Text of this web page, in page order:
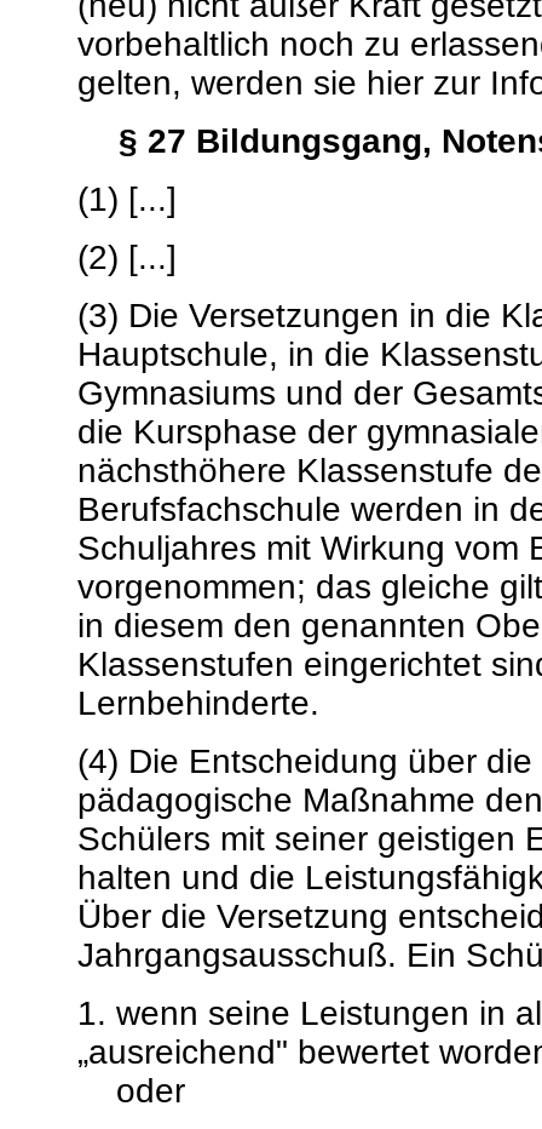
vorbehaltlich noch zu
gelten, werden sie hier zur
§ 27 Bildungsgang,
(1) [...]
(2) [...]
(3) Die Versetzungen in die
Hauptschule, in die
Gymnasiums und der
die Kursphase der
nächsthöhere Klassenstufe
Berufsfachschule werden in
Schuljahres mit Wirkung vom
vorgenommen; das gleiche
in diesem den genannten
Klassenstufen eingerichtet
Lernbehinderte.
(4) Die Entscheidung über
pädagogische Maßnahme
Schülers mit seiner geistigen
halten und die
Über die Versetzung
Jahrgangsausschuß. Ein
1. wenn seine Leistungen in
„ausreichend" bewertet
oder